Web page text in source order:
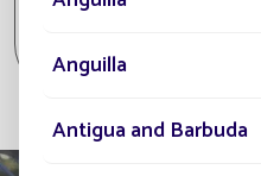
Anguilla
Antigua and Barbuda